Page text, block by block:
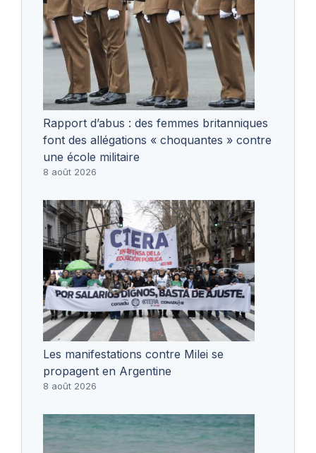
Rapport d’abus : des femmes britanniques
font des allégations « choquantes » contre
une école militaire
8 août 2026
Les manifestations contre Milei se
propagent en Argentine
8 août 2026